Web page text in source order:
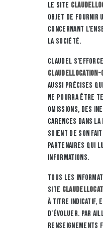
Le site
objet de fournir
concernant
la société.
CLAUDEL
claudellocation-
aussi précises
ne pourra être
omissions, des
carences dans la
soient de son
partenaires qui
informations.
Tous les
site
à titre indicatif,
d’évoluer. Par